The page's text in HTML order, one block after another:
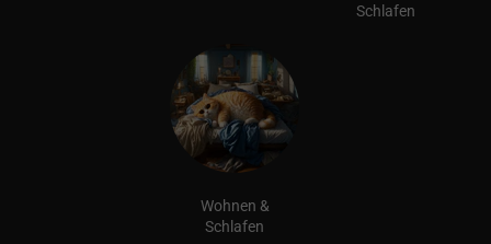
Schlafen
Wohnen &
Schlafen